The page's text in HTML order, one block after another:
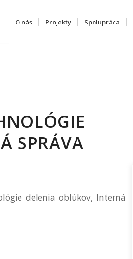
O nás Projekty Spolupráca
SPRÁVA
delenia oblúkov, Interná